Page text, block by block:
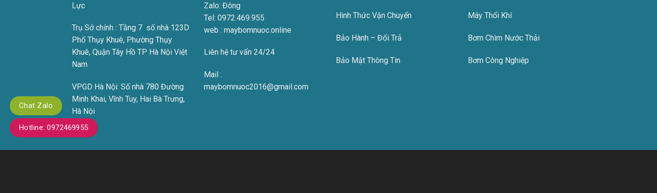
Chat Zalo
Hotline: 0972469955
Lực
Trụ Sở chính : Tầng 7 số nhà 123D
Phố Thụy Khuê, Phường Thụy
Khuê, Quận Tây Hồ TP Hà Nội Việt
Nam
VPGD Hà Nội: Số nhà 780 Đường
Minh Khai, Vĩnh Tuy, Hai Bà Trưng,
Hà Nội
Zalo: Đông
Tel: 0972.469.955
web : maybomnuoc.online
Liên hệ tư vấn 24/24
Mail :
maybomnuoc2016@gmail.com
Hình Thức Vận Chuyển
Bảo Hành – Đổi Trả
Bảo Mật Thông Tin
Máy Thổi Khí
Bơm Chìm Nước Thải
Bơm Công Nghiệp